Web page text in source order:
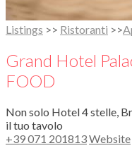
Listings >> Ristoranti >>
Grand Hotel
FOOD
Non solo Hotel 4 stelle,
il tuo tavolo
+39 071 201813Website